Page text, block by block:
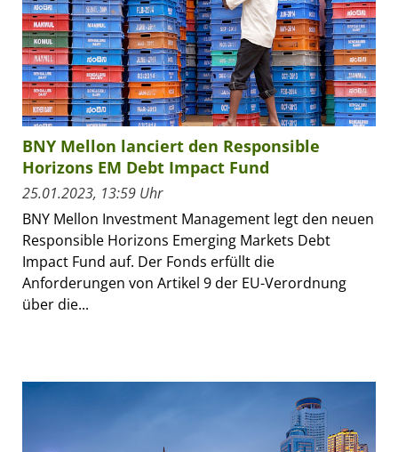
BNY Mellon lanciert den Responsible
Horizons EM Debt Impact Fund
25.01.2023, 13:59 Uhr
BNY Mellon Investment Management legt den neuen
Responsible Horizons Emerging Markets Debt
Impact Fund auf. Der Fonds erfüllt die
Anforderungen von Artikel 9 der EU-Verordnung
über die...